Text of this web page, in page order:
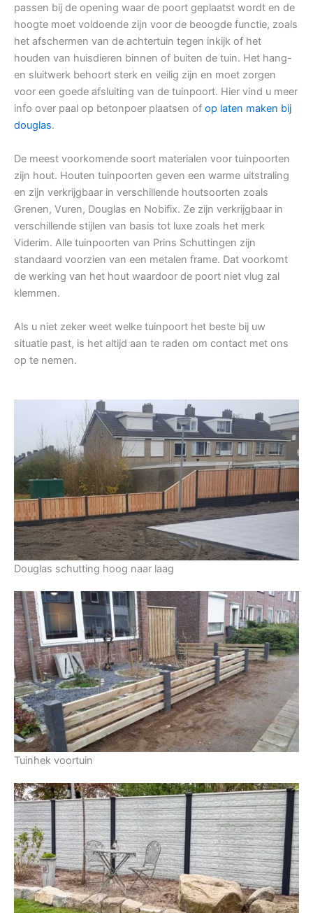
passen bij de opening waar de poort geplaatst wordt en de
hoogte moet voldoende zijn voor de beoogde functie, zoals
het afschermen van de achtertuin tegen inkijk of het
houden van huisdieren binnen of buiten de tuin. Het hang-
en sluitwerk behoort sterk en veilig zijn en moet zorgen
voor een goede afsluiting van de tuinpoort. Hier vind u meer
info over paal op betonpoer plaatsen of op laten maken bij
douglas.
De meest voorkomende soort materialen voor tuinpoorten
zijn hout. Houten tuinpoorten geven een warme uitstraling
en zijn verkrijgbaar in verschillende houtsoorten zoals
Grenen, Vuren, Douglas en Nobifix. Ze zijn verkrijgbaar in
verschillende stijlen van basis tot luxe zoals het merk
Viderim. Alle tuinpoorten van Prins Schuttingen zijn
standaard voorzien van een metalen frame. Dat voorkomt
de werking van het hout waardoor de poort niet vlug zal
klemmen.
Als u niet zeker weet welke tuinpoort het beste bij uw
situatie past, is het altijd aan te raden om contact met ons
op te nemen.
Douglas schutting hoog naar laag
Tuinhek voortuin